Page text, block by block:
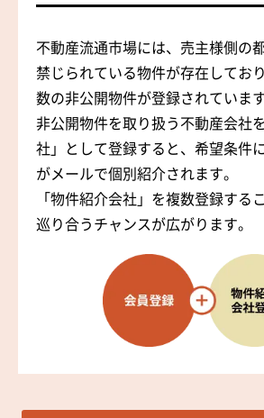
不動産流通市場には、売主様側の
禁じられている物件が存在してお
数の非公開物件が登録されています
非公開物件を取り扱う不動産会社
社」として登録すると、希望条件
がメールで個別紹介されます。
「物件紹介会社」を複数登録する
巡り合うチャンスが広がります。